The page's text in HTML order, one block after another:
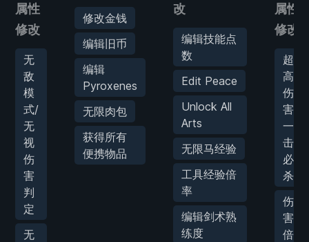
属性
修改
无
敌
模
式/
无
视
伤
害
判
定
无
修改金钱
编辑旧币
编辑
Pyroxenes
无限肉包
获得所有
便携物品
改
编辑技能点
数
Edit Peace
Unlock All
Arts
无限马经验
工具经验倍
率
编辑剑术熟
练度
属性
修改
超
高
伤
害/
一
击
必
杀
伤
害
倍